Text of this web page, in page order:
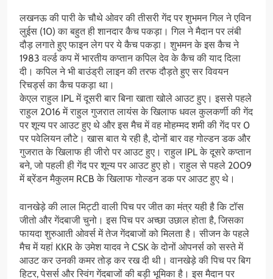
लखनऊ की पारी के चौथे ओवर की तीसरी गेंद पर शुभमन गिल ने एविन
लुईस (10) का बहुत ही शानदार कैच पकड़ा। गिल ने मैदान पर लंबी
दौड़ लगाते हुए फाइन लेग पर ये कैच पकड़ा। शुभमन के इस कैच ने
1983 वर्ल्ड कप में भारतीय कप्तान कपिल देव के कैच की याद दिला
दी। कपिल ने भी बाउंड्री लाइन की तरफ दौड़ते हुए सर विवयन
रिचर्ड्स का कैच पकड़ा था।
केएल राहुल IPL में दूसरी बार बिना खाता खोले आउट हुए। इससे पहले
राहुल 2016 में राहुल गुजरात लायंस के खिलाफ धवल कुलकर्णी की गेंद
पर शून्य पर आउट हुए थे और इस मैच में वह मोहम्मद शमी की गेंद पर 0
पर पवेलियन लौटे। खास बात ये रही है, दोनों बार वह गोल्डन डक और
गुजरात के खिलाफ ही जीरो पर आउट हुए। राहुल IPL के दूसरे कप्तान
बने, जो पहली ही गेंद पर शून्य पर आउट हुए हो। राहुल से पहले 2009
में ब्रेंडन मैकुलम RCB के खिलाफ गोल्डन डक पर आउट हुए थे।
वानखेड़े की लाल मिट्टी वाली पिच पर जीत का मंत्र यही है कि टॉस
जीतो और गेंदबाजी चुनो। इस पिच पर अच्छा उछाल होता है, जिसका
फायदा शुरुआती ओवर्स में तेज गेंदबाजों को मिलता है। सीजन के पहले
मैच में यहां KKR के उमेश यादव ने CSK के दोनों ओपनर्स को सस्ते में
आउट कर उनकी कमर तोड़ कर रख दी थी। वानखेड़े की पिच पर बिग
हिटर, पेसर्स और स्विंग गेंदबाजों की बड़ी भूमिका है। इस मैदान पर